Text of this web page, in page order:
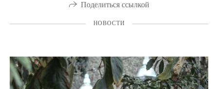
Поделиться ссылкой
НОВОСТИ